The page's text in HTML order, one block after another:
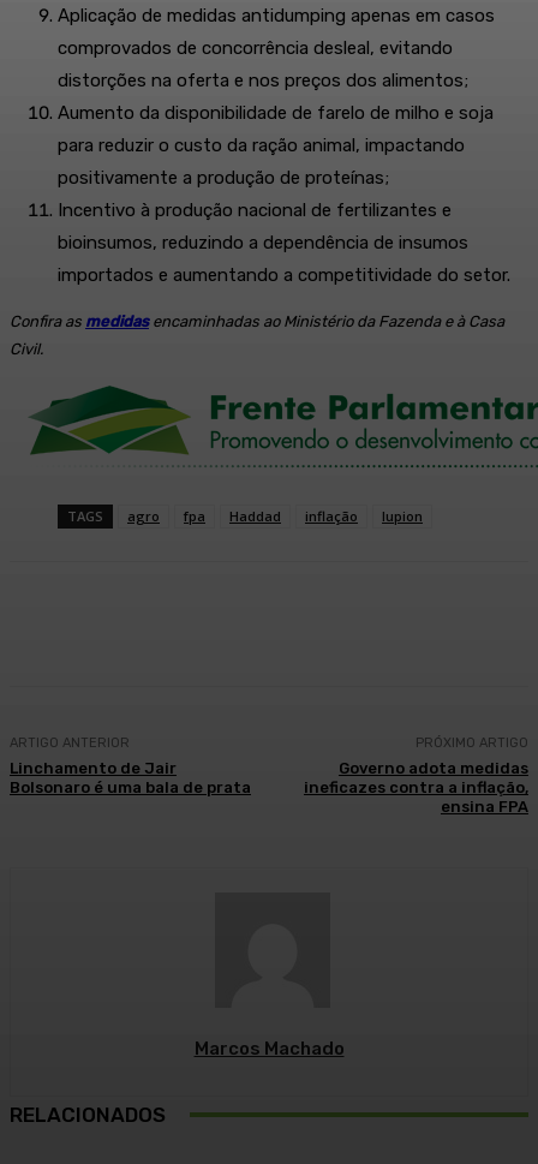
Aplicação de medidas antidumping apenas em casos
comprovados de concorrência desleal, evitando
distorções na oferta e nos preços dos alimentos;
Aumento da disponibilidade de farelo de milho e soja
para reduzir o custo da ração animal, impactando
positivamente a produção de proteínas;
Incentivo à produção nacional de fertilizantes e
bioinsumos, reduzindo a dependência de insumos
importados e aumentando a competitividade do setor.
Confira as medidasencaminhadas ao Ministério da Fazenda e à Casa
Civil.
TAGS agro fpa Haddad inflação lupion
ARTIGO ANTERIOR
Linchamento de Jair
Bolsonaro é uma bala de prata
PRÓXIMO ARTIGO
Governo adota medidas
ineficazes contra a inflação,
ensina FPA
Marcos Machado
RELACIONADOS